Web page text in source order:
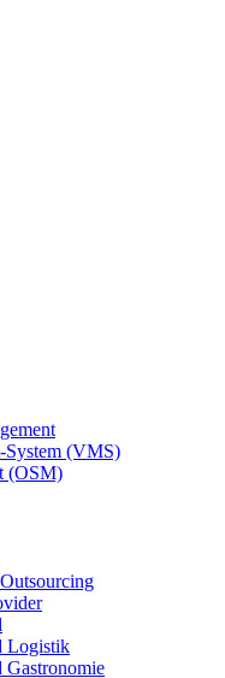
System (VMS)
(OSM)
Logistik
Gastronomie